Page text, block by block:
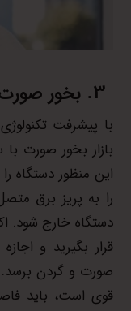
بخور
با پیشرفت
بازار بخور صورت
این منظور دستگاه
را به پریز برق
قرار بگیرید و
صورت و گردن برسد.
قوی است، باید